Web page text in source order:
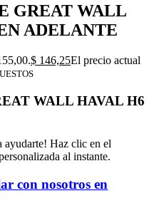
GREAT WALL
ADELANTE
$ 146,25El precio actual
WALL HAVAL H6
ayudarte! Haz clic en el
al instante.
con nosotros en